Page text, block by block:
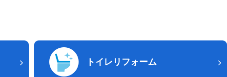
トイレリフォーム